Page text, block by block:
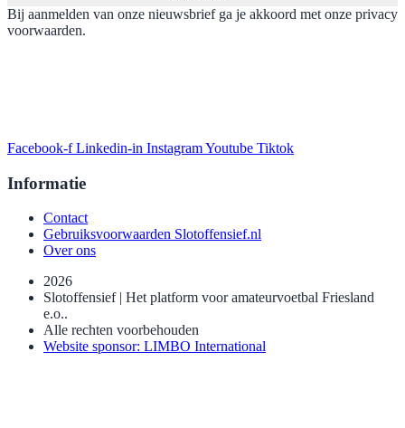
Bij aanmelden van onze nieuwsbrief ga je akkoord met onze privacy
voorwaarden.
Facebook-f Linkedin-in InstagramYoutube Tiktok
Informatie
Contact
Gebruiksvoorwaarden Slotoffensief.nl
Over ons
2026
Slotoffensief | Het platform voor amateurvoetbal Friesland
e.o..
Alle rechten voorbehouden
Website sponsor: LIMBO International